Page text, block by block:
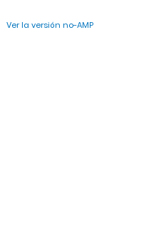
Ver la versión no-AMP